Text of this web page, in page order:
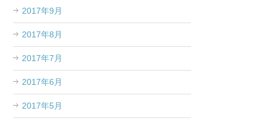
2017年9月
2017年8月
2017年7月
2017年6月
2017年5月